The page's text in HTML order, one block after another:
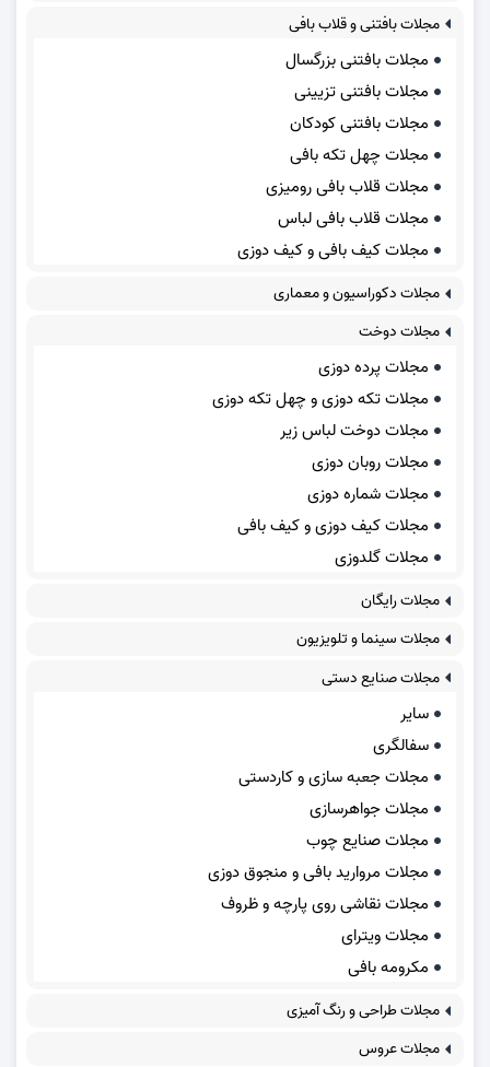
مجلات بافتنی و قلاب بافی
مجلات بافتنی بزرگسال
مجلات بافتنی تزیینی
مجلات بافتنی کودکان
مجلات چهل تکه بافی
مجلات قلاب بافی رومیزی
مجلات قلاب بافی لباس
مجلات کیف بافی و کیف دوزی
مجلات دکوراسیون و معماری
مجلات دوخت
مجلات پرده دوزی
مجلات تکه دوزی و چهل تکه دوزی
مجلات دوخت لباس زیر
مجلات روبان دوزی
مجلات شماره دوزی
مجلات کیف دوزی و کیف بافی
مجلات گلدوزی
مجلات رایگان
مجلات سینما و تلویزیون
مجلات صنایع دستی
سایر
سفالگری
مجلات جعبه سازی و کاردستی
مجلات جواهرسازی
مجلات صنایع چوب
مجلات مروارید بافی و منجوق دوزی
مجلات نقاشی روی پارچه و ظروف
مجلات ویترای
مکرومه بافی
مجلات طراحی و رنگ آمیزی
مجلات عروس